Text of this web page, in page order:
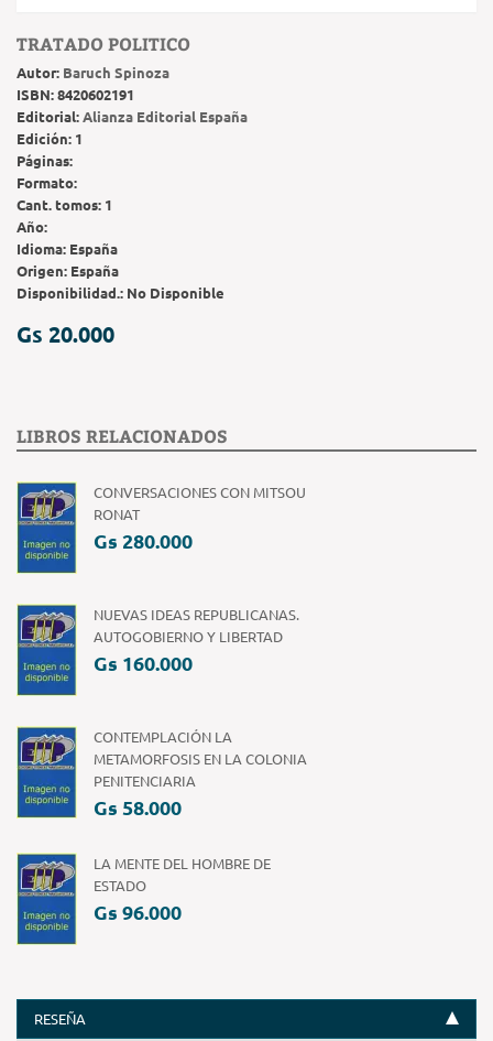
TRATADO POLITICO
Autor: Baruch Spinoza
ISBN:8420602191
Editorial:Alianza Editorial España
Edición: 1
Páginas:
Formato:
Cant. tomos: 1
Año:
Idioma: España
Origen: España
Disponibilidad.: No Disponible
Gs 20.000
LIBROS RELACIONADOS
CONVERSACIONES CON MITSOU
RONAT
Gs 280.000
NUEVAS IDEAS REPUBLICANAS.
AUTOGOBIERNO Y LIBERTAD
Gs 160.000
CONTEMPLACIÓN LA
METAMORFOSIS EN LA COLONIA
PENITENCIARIA
Gs 58.000
LA MENTE DEL HOMBRE DE
ESTADO
Gs 96.000
RESEÑA